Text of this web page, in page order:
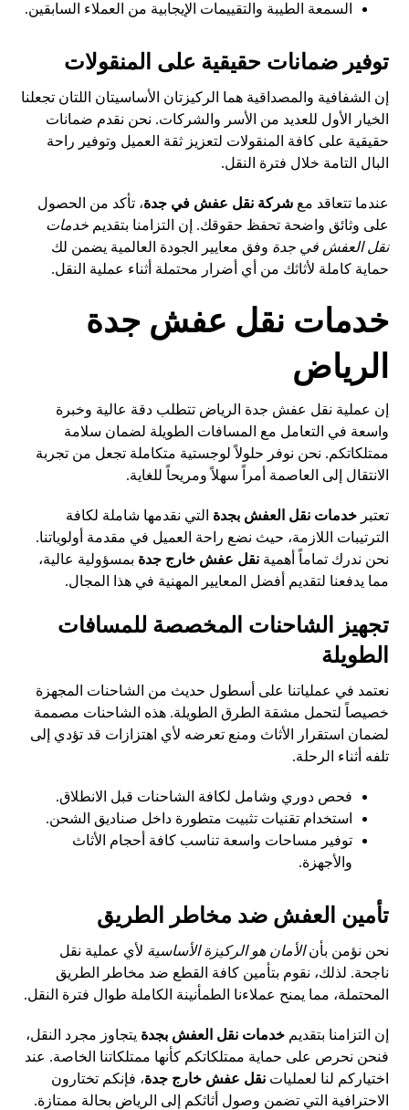
السمعة الطيبة والتقييمات الإيجابية من العملاء السابقين.
توفير ضمانات حقيقية على المنقولات
إن الشفافية والمصداقية هما الركيزتان الأساسيتان اللتان تجعلنا
الخيار الأول للعديد من الأسر والشركات. نحن نقدم ضمانات
حقيقية على كافة المنقولات لتعزيز ثقة العميل وتوفير راحة
البال التامة خلال فترة النقل.
عندما تتعاقد معشركة نقل عفش في جدة، تأكد من الحصول
على وثائق واضحة تحفظ حقوقك. إن التزامنا بتقديمخدمات
نقل العفش في جدة وفق معايير الجودة العالمية يضمن لك
حماية كاملة لأثاثك من أي أضرار محتملة أثناء عملية النقل.
خدمات نقل عفش جدة
الرياض
إن عملية نقل عفش جدة الرياض تتطلب دقة عالية وخبرة
واسعة في التعامل مع المسافات الطويلة لضمان سلامة
ممتلكاتكم. نحن نوفر حلولاً لوجستية متكاملة تجعل من تجربة
الانتقال إلى العاصمة أمراً سهلاً ومريحاً للغاية.
تعتبرخدمات نقل العفش بجدة التي نقدمها شاملة لكافة
الترتيبات اللازمة، حيث نضع راحة العميل في مقدمة أولوياتنا.
نحن ندرك تماماً أهميةنقل عفش خارج جدة بمسؤولية عالية،
مما يدفعنا لتقديم أفضل المعايير المهنية في هذا المجال.
تجهيز الشاحنات المخصصة للمسافات
الطويلة
نعتمد في عملياتنا على أسطول حديث من الشاحنات المجهزة
خصيصاً لتحمل مشقة الطرق الطويلة. هذه الشاحنات مصممة
لضمان استقرار الأثاث ومنع تعرضه لأي اهتزازات قد تؤدي إلى
تلفه أثناء الرحلة.
فحص دوري وشامل لكافة الشاحنات قبل الانطلاق.
استخدام تقنيات تثبيت متطورة داخل صناديق الشحن.
توفير مساحات واسعة تناسب كافة أحجام الأثاث
والأجهزة.
تأمين العفش ضد مخاطر الطريق
نحن نؤمن بأنالأمان هو الركيزة الأساسية لأي عملية نقل
ناجحة. لذلك، نقوم بتأمين كافة القطع ضد مخاطر الطريق
المحتملة، مما يمنح عملاءنا الطمأنينة الكاملة طوال فترة النقل.
إن التزامنا بتقديمخدمات نقل العفش بجدة يتجاوز مجرد النقل،
فنحن نحرص على حماية ممتلكاتكم كأنها ممتلكاتنا الخاصة. عند
اختياركم لنا لعملياتنقل عفش خارج جدة، فإنكم تختارون
الاحترافية التي تضمن وصول أثاثكم إلى الرياض بحالة ممتازة.